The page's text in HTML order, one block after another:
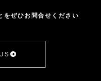
をぜひお問合せください